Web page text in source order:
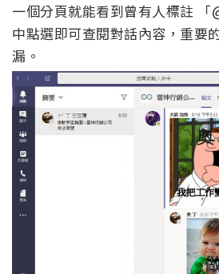
一個分頁就能看到曾有人標註 「
中點選即可查閱對話內容，重要
漏。